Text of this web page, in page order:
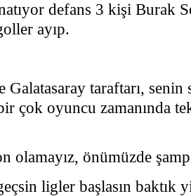
defans 3 kişi Burak
ayıp.
Galatasaray taraftarı,
çok oyuncu zamanında
olamayız, önümüzde
ligler başlasın baktık